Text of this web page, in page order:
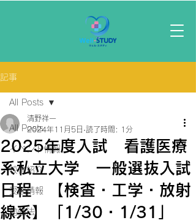
記事
All Posts
イベント情報
校舎紹介
受験情報
勉強法
All Posts
2025年度入試 看護医療
系私立大学 一般選抜入試
日程 【検査・工学・放射
線系】「1/30・1/31」
清野祥一
2024年11月5日 読了時間: 1分